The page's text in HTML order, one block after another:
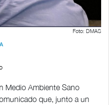
Foto: DMAS
Medio Ambiente Sano
que, junto a un